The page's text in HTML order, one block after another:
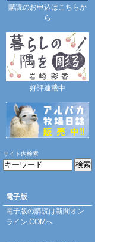
購読のお申込はこちらか
ら
好評連載中
サイト内検索
電子版
電子版の購読は新聞オン
ライン.COMへ